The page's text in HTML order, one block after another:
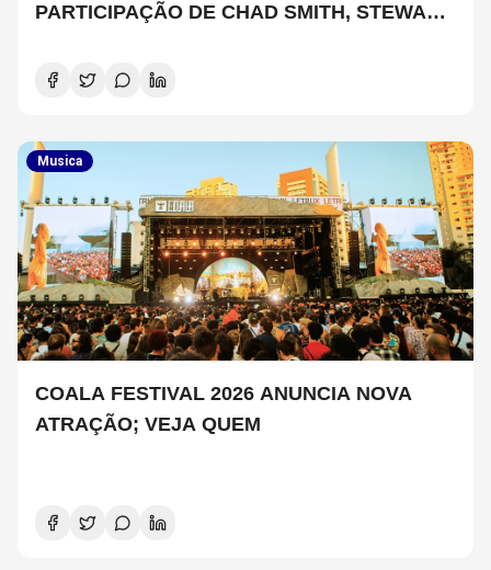
PARTICIPAÇÃO DE CHAD SMITH, STEWART
Musica
COALA FESTIVAL 2026 ANUNCIA NOVA
ATRAÇÃO; VEJA QUEM